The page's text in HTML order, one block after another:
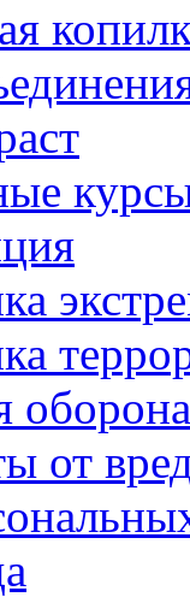
оборона
от